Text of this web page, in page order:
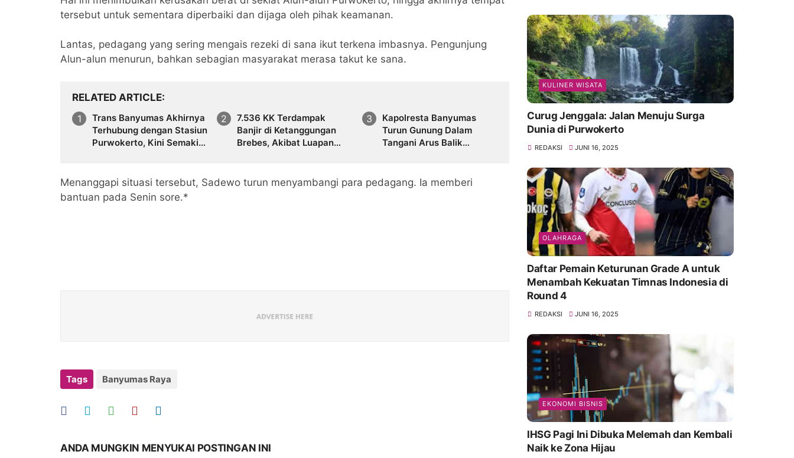
tersebut untuk sementara diperbaiki dan dijaga oleh pihak keamanan.
Lantas, pedagang yang sering mengais rezeki di sana ikut terkena imbasnya. Pengunjung
Alun-alun menurun, bahkan sebagian masyarakat merasa takut ke sana.
RELATED ARTICLE
Trans Banyumas Akhirnya
Terhubung dengan Stasiun
Purwokerto, Kini Semakin
7.536 KK Terdampak
Banjir di Ketanggungan
Brebes, Akibat Luapan
Kapolresta Banyumas
Turun Gunung Dalam
Tangani Arus Balik
Menanggapi situasi tersebut, Sadewo turun menyambangi para pedagang. Ia memberi
bantuan pada Senin sore.*
Tags Banyumas Raya
ANDA MUNGKIN MENYUKAI POSTINGAN INI
KULINER WISATA
Curug Jenggala: Jalan Menuju Surga
Dunia di Purwokerto
REDAKSI JUNI 16, 2025
OLAHRAGA
Daftar Pemain Keturunan Grade A untuk
Menambah Kekuatan Timnas Indonesia di
Round 4
REDAKSI JUNI 16, 2025
EKONOMI BISNIS
IHSG Pagi Ini Dibuka Melemah dan Kembali
Naik ke Zona Hijau